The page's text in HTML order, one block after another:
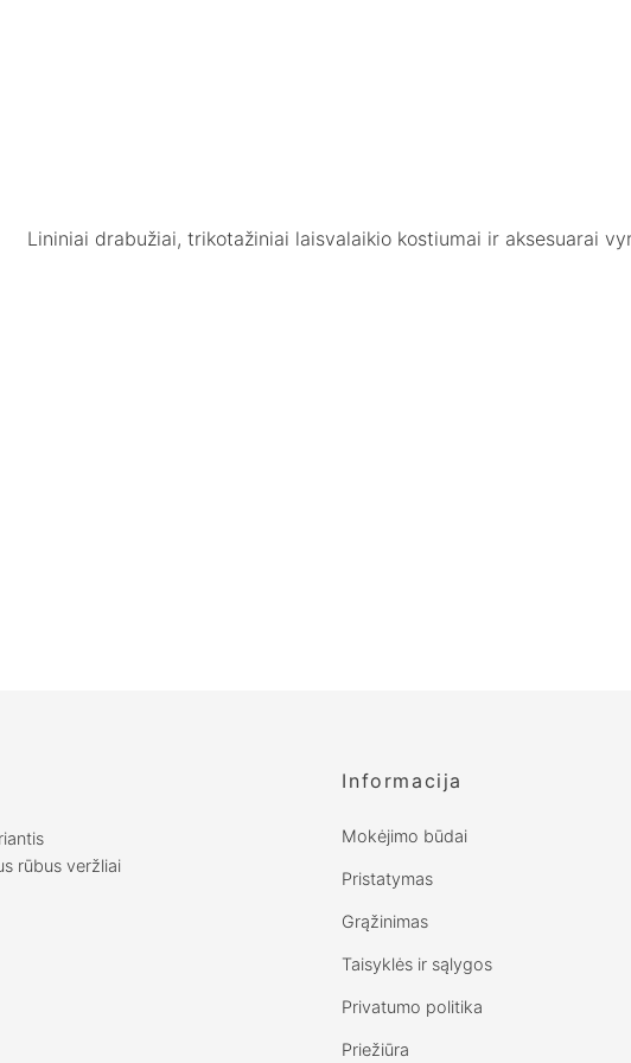
Lininiai drabužiai, trikotažiniai laisvalaikio kostiumai ir aksesuarai
rūbus veržliai
Informacija
Mokėjimo būdai
Pristatymas
Grąžinimas
Taisyklės ir sąlygos
Privatumo politika
Priežiūra